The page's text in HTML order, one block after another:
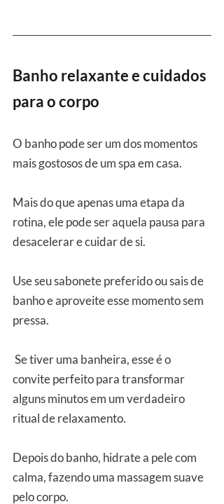
Banho relaxante e cuidados
para o corpo
O banho pode ser um dos momentos
mais gostosos de um spa em casa.
Mais do que apenas uma etapa da
rotina, ele pode ser aquela pausa para
desacelerar e cuidar de si.
Use seu sabonete preferido ou sais de
banho e aproveite esse momento sem
pressa.
Se tiver uma banheira, esse é o
convite perfeito para transformar
alguns minutos em um verdadeiro
ritual de relaxamento.
Depois do banho, hidrate a pele com
calma, fazendo uma massagem suave
pelo corpo.